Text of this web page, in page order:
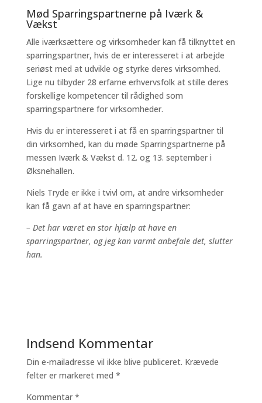
Mød Sparringspartnerne på Iværk &
Vækst
Alle iværksættere og virksomheder kan få tilknyttet en
sparringspartner, hvis de er interesseret i at arbejde
seriøst med at udvikle og styrke deres virksomhed.
Lige nu tilbyder 28 erfarne erhvervsfolk at stille deres
forskellige kompetencer til rådighed som
sparringspartnere for virksomheder.
Hvis du er interesseret i at få en sparringspartner til
din virksomhed, kan du møde Sparringspartnerne på
messen Iværk & Vækst d. 12. og 13. september i
Øksnehallen.
Niels Tryde er ikke i tvivl om, at andre virksomheder
kan få gavn af at have en sparringspartner:
– Det har været en stor hjælp at have en
sparringspartner, og jeg kan varmt anbefale det, slutter
han.
Indsend Kommentar
Din e-mailadresse vil ikke blive publiceret. Krævede
felter er markeret med *
Kommentar *